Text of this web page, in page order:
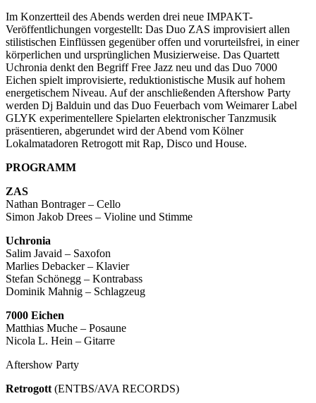
Im Konzertteil des Abends werden drei neue IMPAKT-
Veröffentlichungen vorgestellt: Das Duo ZAS improvisiert allen
stilistischen Einflüssen gegenüber offen und vorurteilsfrei, in einer
körperlichen und ursprünglichen Musizierweise. Das Quartett
Uchronia denkt den Begriff Free Jazz neu und das Duo 7000
Eichen spielt improvisierte, reduktionistische Musik auf hohem
energetischem Niveau. Auf der anschließenden Aftershow Party
werden Dj Balduin und das Duo Feuerbach vom Weimarer Label
GLYK experimentellere Spielarten elektronischer Tanzmusik
präsentieren, abgerundet wird der Abend vom Kölner
Lokalmatadoren Retrogott mit Rap, Disco und House.
PROGRAMM
ZAS
Nathan Bontrager – Cello
Simon Jakob Drees – Violine und Stimme
Uchronia
Salim Javaid – Saxofon
Marlies Debacker – Klavier
Stefan Schönegg – Kontrabass
Dominik Mahnig – Schlagzeug
7000 Eichen
Matthias Muche – Posaune
Nicola L. Hein – Gitarre
Aftershow Party
Retrogott (ENTBS/AVA RECORDS)